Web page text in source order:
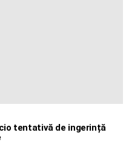
tentativă de ingerință